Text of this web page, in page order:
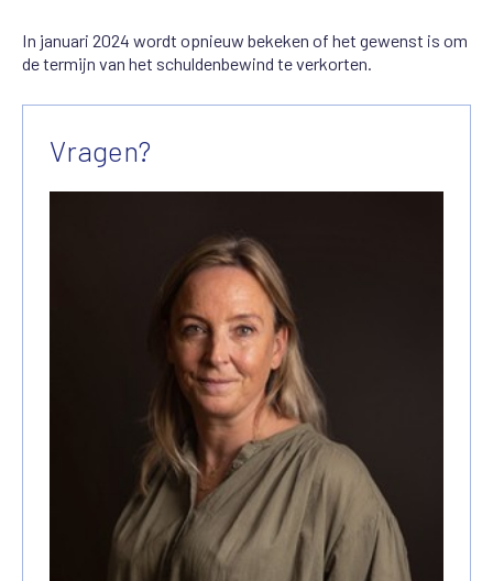
In januari 2024 wordt opnieuw bekeken of het gewenst is om
de termijn van het schuldenbewind te verkorten.
Vragen?